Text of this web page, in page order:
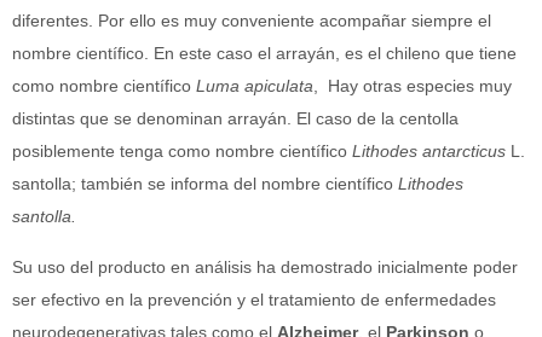
diferentes. Por ello es muy conveniente acompañar siempre el
nombre científico. En este caso el arrayán, es el chileno que tiene
como nombre científico Luma apiculata , Hay otras especies muy
distintas que se denominan arrayán. El caso de la centolla
posiblemente tenga como nombre científico Lithodes antarcticus L.
santolla; también se informa del nombre científico Lithodes
santolla.
Su uso del producto en análisis ha demostrado inicialmente poder
ser efectivo en la prevención y el tratamiento de enfermedades
neurodegenerativas tales como el Alzheimer, el Parkinson o